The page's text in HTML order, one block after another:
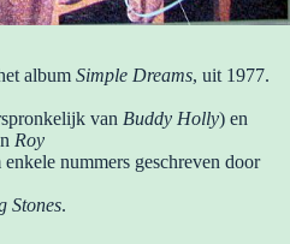
album Simple Dreams, uit 1977.
van Buddy Holly) en
Roy
nummers geschreven door
Stones.